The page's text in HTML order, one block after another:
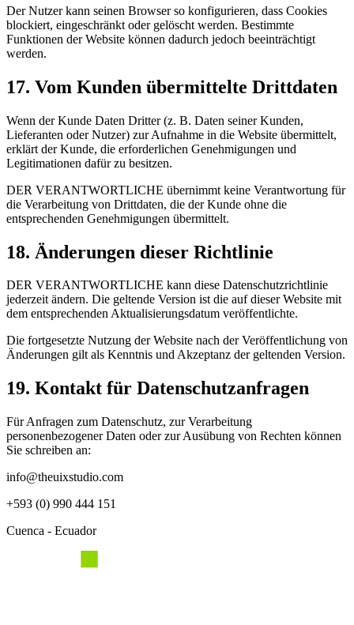
Der Nutzer kann seinen Browser so konfigurieren, dass Cookies
blockiert, eingeschränkt oder gelöscht werden. Bestimmte
Funktionen der Website können dadurch jedoch beeinträchtigt
werden.
17. Vom Kunden übermittelte Drittdaten
Wenn der Kunde Daten Dritter (z. B. Daten seiner Kunden,
Lieferanten oder Nutzer) zur Aufnahme in die Website übermittelt,
erklärt der Kunde, die erforderlichen Genehmigungen und
Legitimationen dafür zu besitzen.
DER VERANTWORTLICHE übernimmt keine Verantwortung für
die Verarbeitung von Drittdaten, die der Kunde ohne die
entsprechenden Genehmigungen übermittelt.
18. Änderungen dieser Richtlinie
DER VERANTWORTLICHE kann diese Datenschutzrichtlinie
jederzeit ändern. Die geltende Version ist die auf dieser Website mit
dem entsprechenden Aktualisierungsdatum veröffentlichte.
Die fortgesetzte Nutzung der Website nach der Veröffentlichung von
Änderungen gilt als Kenntnis und Akzeptanz der geltenden Version.
19. Kontakt für Datenschutzanfragen
Für Anfragen zum Datenschutz, zur Verarbeitung
personenbezogener Daten oder zur Ausübung von Rechten können
Sie schreiben an:
info@theuixstudio.com
+593 (0) 990 444 151
Cuenca - Ecuador